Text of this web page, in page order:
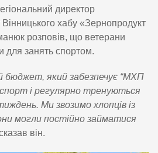
директор
хабу «Зернопродукт
розповів, що ветерани
для занять спортом.
бюджет, який забезпечує “МХП
і регулярно тренуються
Ми звозимо хлопців із
могли постійно займатися
він.